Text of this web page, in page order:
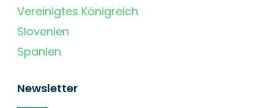
Vereinigtes Königreich
Slovenien
Spanien
Newsletter